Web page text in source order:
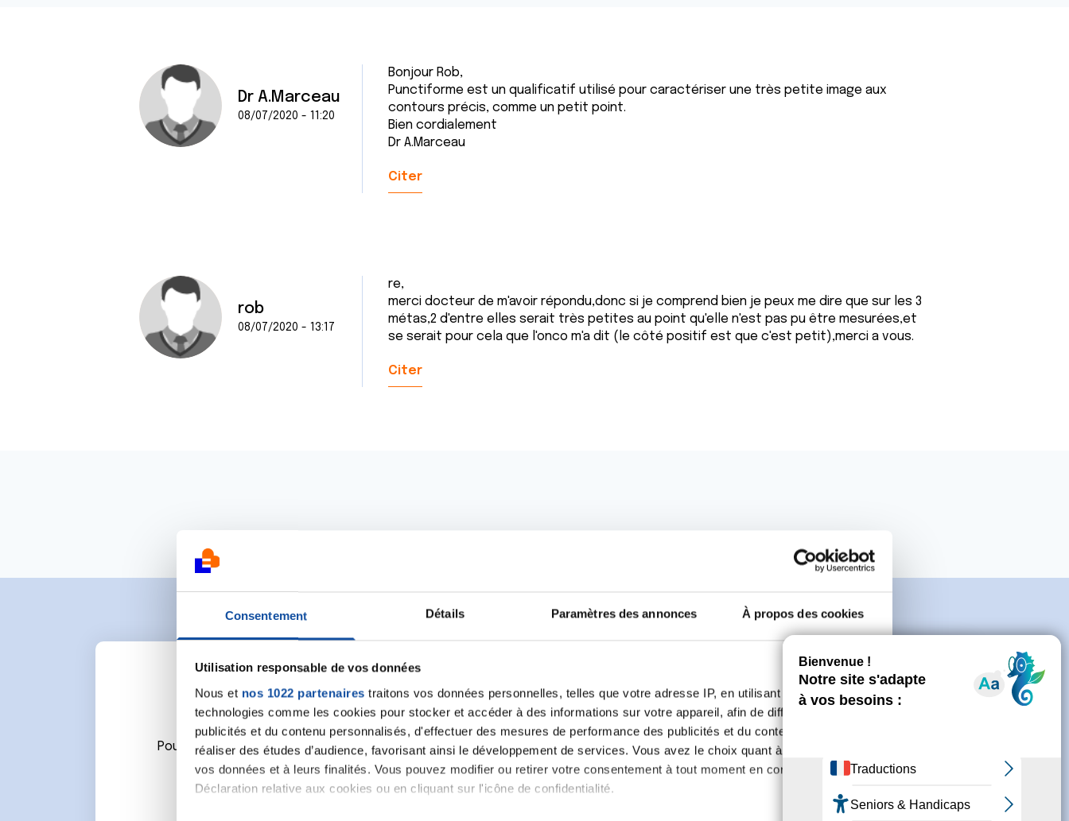
Consentement Détails Paramètres des annonces À propos des cookies
Utilisation responsable de vos données
Nous et nos 1022 partenaires traitons vos données personnelles, telles que votre adresse IP, en utilisant des
technologies comme les cookies pour stocker et accéder à des informations sur votre appareil, afin de diffuser des
publicités et du contenu personnalisés, d'effectuer des mesures de performance des publicités et du contenu, ainsi que de
réaliser des études d’audience, favorisant ainsi le développement de services. Vous avez le choix quant à l'utilisation de
vos données et à leurs finalités. Vous pouvez modifier ou retirer votre consentement à tout moment en consultant la
Déclaration relative aux cookies ou en cliquant sur l'icône de confidentialité.
Dr A.Marceau
08/07/2020 - 11:20
Bonjour Rob,
Punctiforme est un qualificatif utilisé pour caractériser une très petite image aux
contours précis, comme un petit point.
Bien cordialement
Dr A.Marceau
Citer
rob
08/07/2020 - 13:17
re,
merci docteur de m'avoir répondu,donc si je comprend bien je peux me dire que sur les 3
métas,2 d'entre elles serait très petites au point qu'elle n'est pas pu être mesurées,et
se serait pour cela que l'onco m'a dit (le côté positif est que c'est petit),merci a vous.
Citer
Ecrire un commentaire
Pour écrire un commentaire ou lancer une nouvelle discussion vous aurez besoin de vous connecter ou de créer un compte.
Se connecter